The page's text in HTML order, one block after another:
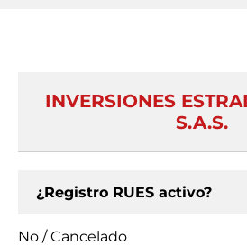
INVERSIONES
S.A.S.
¿Registro RUES activo?
No / Cancelado